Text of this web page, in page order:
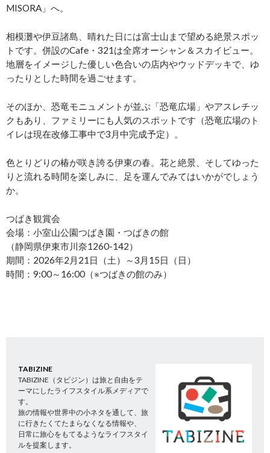
MISORA」へ。
相模灘や伊豆諸島、晴れた日には富士山まで望める絶景スポッ
トです。併設のCafe・321は全席オーシャン＆スカイビュー。
地層をイメージした優しい色合いの店内やウッドデッキで、ゆ
ったりとした時間を過ごせます。
そのほか、恐竜モニュメントが並ぶ「恐竜広場」やアスレチッ
クもあり、ファミリーにも人気のスポットです（恐竜広場のト
イレは現在改修工事中で3月中完成予定）。
色とりどりの椿が咲き誇る伊東の春。花と絶景、そしてゆった
りと流れる時間を楽しみに、足を運んでみてはいかがでしょう
か。
つばき観賞会
会場：小室山公園つばき園・つばきの館
（静岡県伊東市川奈1260-142）
期間：2026年2月21日（土）～3月15日（日）
時間：9:00～16:00（※つばきの館のみ）
TABIZINE
TABIZINE（タビジン）は旅と自由をテ
ーマにしたライフスタイル系メディアで
す。
旅の情報や世界中の小ネタを通して、旅
に行きたくてたまらなくなる情報や、
日常に旅心をもてるようなライフスタイ
ルを提案します。